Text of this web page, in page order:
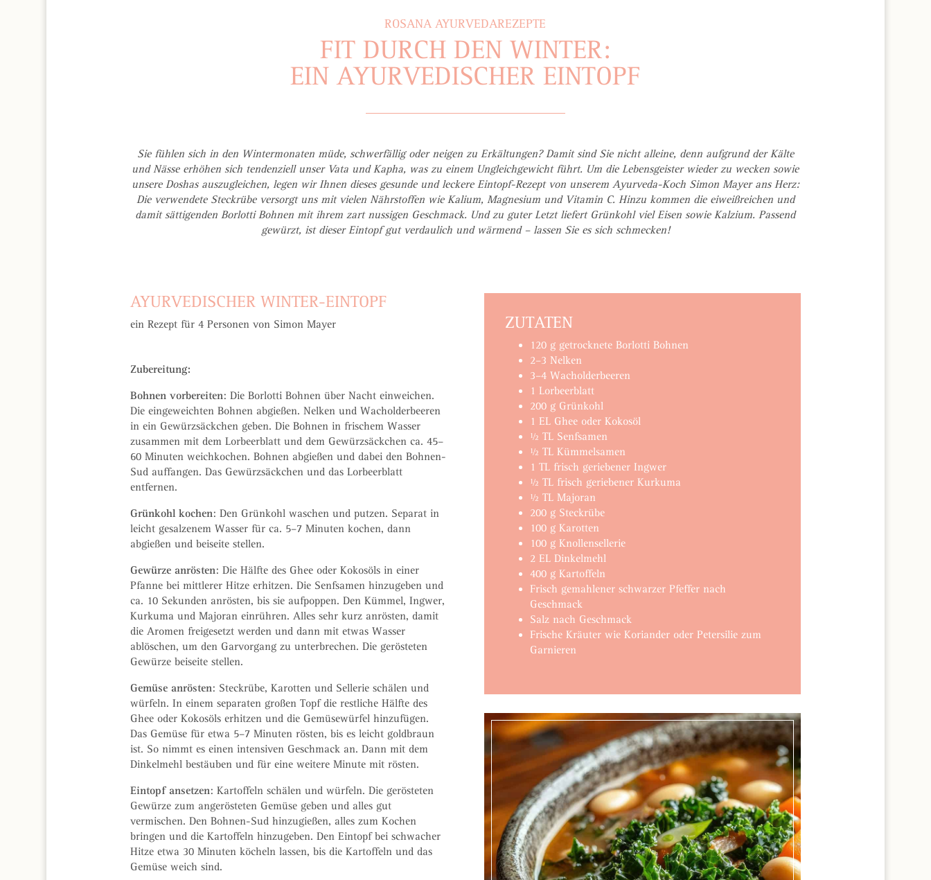
ROSANA AYURVEDAREZEPTE
FIT DURCH DEN WINTER:
EIN AYURVEDISCHER EINTOPF
Sie fühlen sich in den Wintermonaten müde, schwerfällig oder neigen zu Erkältungen? Damit sind Sie nicht alleine, denn aufgrund der Kälte
und Nässe erhöhen sich tendenziell unser Vata und Kapha, was zu einem Ungleichgewicht führt. Um die Lebensgeister wieder zu wecken sowie
unsere Doshas auszugleichen, legen wir Ihnen dieses gesunde und leckere Eintopf-Rezept von unserem Ayurveda-Koch Simon Mayer ans Herz:
Die verwendete Steckrübe versorgt uns mit vielen Nährstoffen wie Kalium, Magnesium und Vitamin C. Hinzu kommen die eiweißreichen und
damit sättigenden Borlotti Bohnen mit ihrem zart nussigen Geschmack. Und zu guter Letzt liefert Grünkohl viel Eisen sowie Kalzium. Passend
gewürzt, ist dieser Eintopf gut verdaulich und wärmend – lassen Sie es sich schmecken!
AYURVEDISCHER WINTER-EINTOPF
ein Rezept für 4 Personen von Simon Mayer
Zubereitung:
Bohnen vorbereiten: Die Borlotti Bohnen über Nacht einweichen.
Die eingeweichten Bohnen abgießen. Nelken und Wacholderbeeren
in ein Gewürzsäckchen geben. Die Bohnen in frischem Wasser
zusammen mit dem Lorbeerblatt und dem Gewürzsäckchen ca. 45–
60 Minuten weichkochen. Bohnen abgießen und dabei den Bohnen-
Sud auffangen. Das Gewürzsäckchen und das Lorbeerblatt
entfernen.
Grünkohl kochen: Den Grünkohl waschen und putzen. Separat in
leicht gesalzenem Wasser für ca. 5–7 Minuten kochen, dann
abgießen und beiseite stellen.
Gewürze anrösten: Die Hälfte des Ghee oder Kokosöls in einer
Pfanne bei mittlerer Hitze erhitzen. Die Senfsamen hinzugeben und
ca. 10 Sekunden anrösten, bis sie aufpoppen. Den Kümmel, Ingwer,
Kurkuma und Majoran einrühren. Alles sehr kurz anrösten, damit
die Aromen freigesetzt werden und dann mit etwas Wasser
ablöschen, um den Garvorgang zu unterbrechen. Die gerösteten
Gewürze beiseite stellen.
Gemüse anrösten: Steckrübe, Karotten und Sellerie schälen und
würfeln. In einem separaten großen Topf die restliche Hälfte des
Ghee oder Kokosöls erhitzen und die Gemüsewürfel hinzufügen.
Das Gemüse für etwa 5–7 Minuten rösten, bis es leicht goldbraun
ist. So nimmt es einen intensiven Geschmack an. Dann mit dem
Dinkelmehl bestäuben und für eine weitere Minute mit rösten.
Eintopf ansetzen: Kartoffeln schälen und würfeln. Die gerösteten
Gewürze zum angerösteten Gemüse geben und alles gut
vermischen. Den Bohnen-Sud hinzugießen, alles zum Kochen
bringen und die Kartoffeln hinzugeben. Den Eintopf bei schwacher
Hitze etwa 30 Minuten köcheln lassen, bis die Kartoffeln und das
Gemüse weich sind.
ZUTATEN
120 g getrocknete Borlotti Bohnen
2–3 Nelken
3–4 Wacholderbeeren
1 Lorbeerblatt
200 g Grünkohl
1 EL Ghee oder Kokosöl
½ TL Senfsamen
½ TL Kümmelsamen
1 TL frisch geriebener Ingwer
½ TL frisch geriebener Kurkuma
½ TL Majoran
200 g Steckrübe
100 g Karotten
100 g Knollensellerie
2 EL Dinkelmehl
400 g Kartoffeln
Frisch gemahlener schwarzer Pfeffer nach
Geschmack
Salz nach Geschmack
Frische Kräuter wie Koriander oder Petersilie zum
Garnieren